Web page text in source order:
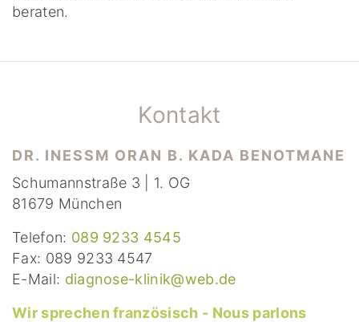
beraten.
Kontakt
DR. INESSM ORAN B. KADA BENOTMANE
Schumannstraße 3 | 1. OG
81679 München
Telefon: 089 9233 4545
Fax: 089 9233 4547
E-Mail: diagnose-klinik@web.de
Wir sprechen französisch - Nous parlons